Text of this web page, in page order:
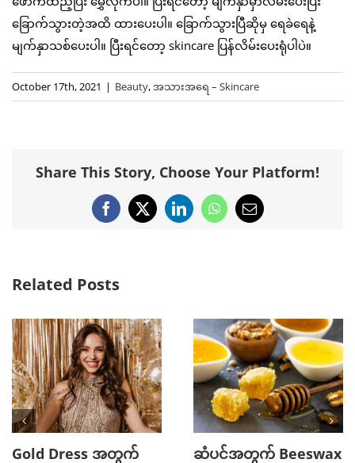
ခြောက်သွားတဲ့အထိ ထားပေးပါ။ ခြောက်သွားပြီဆိုမှ ရေခဲရေနဲ့
မျက်နှာသစ်ပေးပါ။ ပြီးရင်တော့ skincare ပြန်လိမ်းပေးရုံပါပဲ။
October 17th, 2021 | Beauty,အသားအရေ – Skincare
Share This Story, Choose Your Platform!
Facebook
X LinkedInWhatsApp
Email
Related Posts
Gold Dress အတွက် ဆံပင်အတွက် Beeswax